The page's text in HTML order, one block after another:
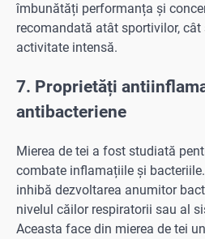
îmbunătăți performanța și
recomandată atât sportivilor, cât
activitate intensă.
7. Proprietăți
antibacteriene
Mierea de tei a fost studiată
combate inflamațiile și
inhibă dezvoltarea anumitor
nivelul căilor respiratorii sau al
Aceasta face din mierea de tei